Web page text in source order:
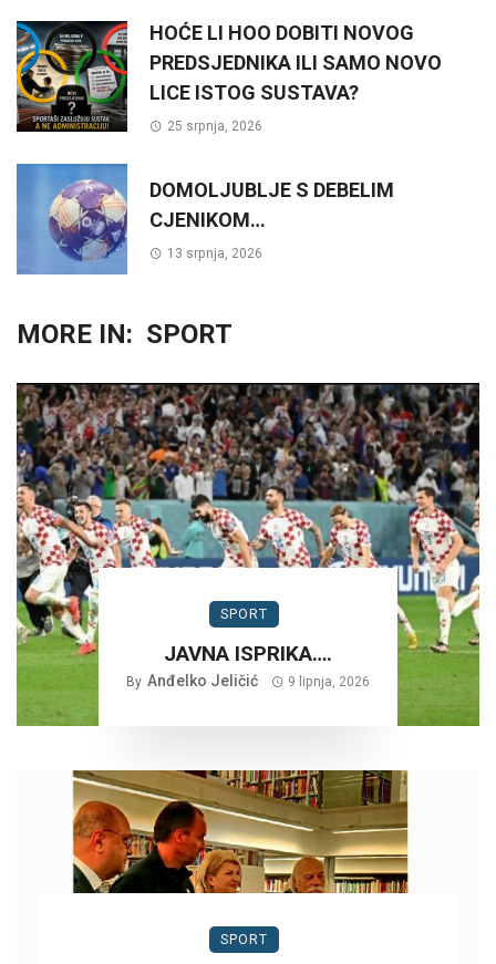
HOĆE LI HOO DOBITI NOVOG
PREDSJEDNIKA ILI SAMO NOVO
LICE ISTOG SUSTAVA?
25 srpnja, 2026
DOMOLJUBLJE S DEBELIM
CJENIKOM…
13 srpnja, 2026
MORE IN: SPORT
SPORT
JAVNA ISPRIKA….
By Anđelko Jeličić 9 lipnja, 2026
SPORT